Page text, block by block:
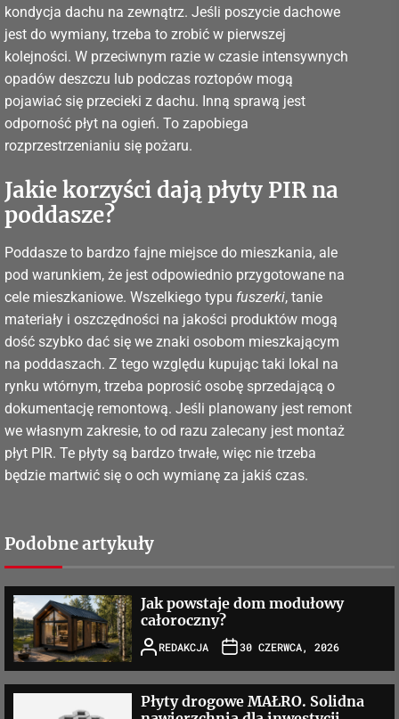
kondycja dachu na zewnątrz. Jeśli poszycie dachowe
jest do wymiany, trzeba to zrobić w pierwszej
kolejności. W przeciwnym razie w czasie intensywnych
opadów deszczu lub podczas roztopów mogą
pojawiać się przecieki z dachu. Inną sprawą jest
odporność płyt na ogień. To zapobiega
rozprzestrzenianiu się pożaru.
Jakie korzyści dają płyty PIR na
poddasze?
Poddasze to bardzo fajne miejsce do mieszkania, ale
pod warunkiem, że jest odpowiednio przygotowane na
cele mieszkaniowe. Wszelkiego typu fuszerki, tanie
materiały i oszczędności na jakości produktów mogą
dość szybko dać się we znaki osobom mieszkającym
na poddaszach. Z tego względu kupując taki lokal na
rynku wtórnym, trzeba poprosić osobę sprzedającą o
dokumentację remontową. Jeśli planowany jest remont
we własnym zakresie, to od razu zalecany jest montaż
płyt PIR. Te płyty są bardzo trwałe, więc nie trzeba
będzie martwić się o och wymianę za jakiś czas.
Podobne artykuły
Jak powstaje dom modułowy
całoroczny?
REDAKCJA 30 CZERWCA, 2026
Płyty drogowe MAŁRO. Solidna